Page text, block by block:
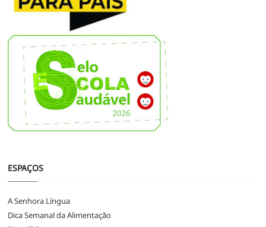
ESPAÇOS
A Senhora Língua
Dica Semanal da Alimentação